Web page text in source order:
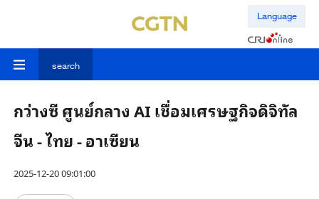
Language
search
กว่างซี ศูนย์กลาง AI เชื่อมเศรษฐกิจดิจิทัล
จีน - ไทย - อาเซียน
2025-12-20 09:01:00